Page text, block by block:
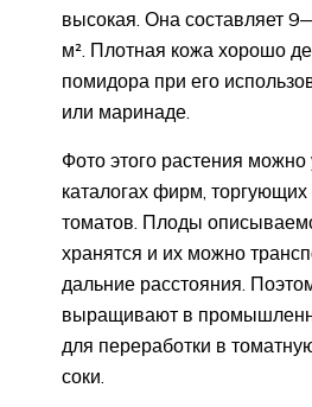
высокая. Она составляет
м². Плотная кожа хорошо
помидора при его
или маринаде.
Фото этого растения можно
каталогах фирм,
томатов. Плоды
хранятся и их можно
дальние расстояния.
выращивают в
для переработки в
соки.